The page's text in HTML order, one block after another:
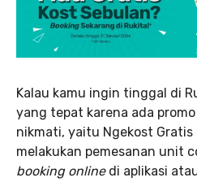
Kalau kamu ingin tinggal di
yang tepat karena ada
nikmati, yaitu Ngekost Gratis
melakukan pemesanan unit
booking onlinedi aplikasi